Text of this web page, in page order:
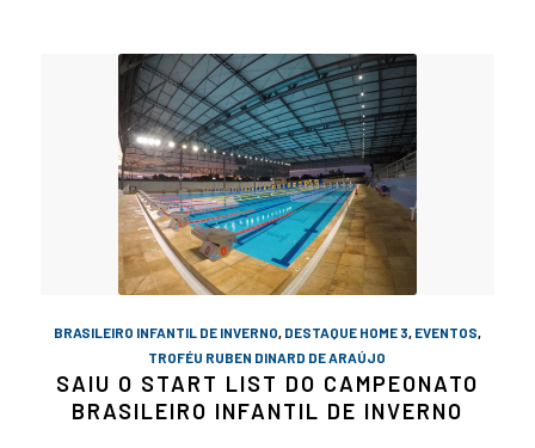
BRASILEIRO INFANTIL DE INVERNO, DESTAQUE HOME 3, EVENTOS,
TROFÉU RUBEN DINARD DE ARAÚJO
SAIU O START LIST DO CAMPEONATO
BRASILEIRO INFANTIL DE INVERNO